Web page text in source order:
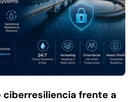
ciberresiliencia frente a